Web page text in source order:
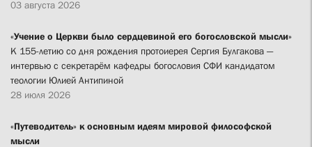
03 августа 2026
«Учение о Церкви было сердцевиной его богословской мысли»
К 155-летию со дня рождения протоиерея Сергия Булгакова —
интервью с секретарём кафедры богословия СФИ кандидатом
теологии Юлией Антипиной
28 июля 2026
«Путеводитель» к основным идеям мировой философской
мысли